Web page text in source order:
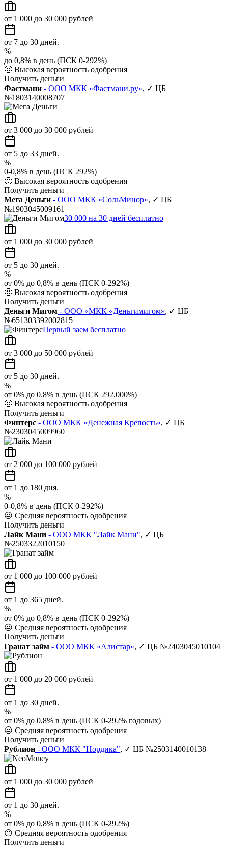
от 1 000 до 30 000 рублей
от 7 до 30 дней.
%
до 0,8% в день (ПСК 0-292%)
🙂 Высокая вероятность одобрения
Получить деньги
Фастмани - ООО МКК «Фастмани.ру», ✓ ЦБ
№1803140008707
от 3 000 до 30 000 рублей
от 5 до 33 дней.
%
0-0,8% в день (ПСК 292%)
🙂 Высокая вероятность одобрения
Получить деньги
Мега Деньги - ООО МКК «СольМинор», ✓ ЦБ
№1903045009161
30 000 на 30 дней бесплатно
от 1 000 до 30 000 рублей
от 5 до 30 дней.
%
от 0% до 0,8% в день (ПСК 0-292%)
🙂 Высокая вероятность одобрения
Получить деньги
Деньги Мигом - ООО «МКК «Деньгимигом», ✓ ЦБ
№651303392002815
Первый заем бесплатно
от 3 000 до 50 000 рублей
от 5 до 30 дней.
%
от 0% до 0.8% в день (ПСК 292,000%)
🙂 Высокая вероятность одобрения
Получить деньги
Финтерс - ООО МКК «Денежная Крепость», ✓ ЦБ
№2303045009960
от 2 000 до 100 000 рублей
от 1 до 180 дня.
%
0-0,8% в день (ПСК 0-292%)
😐 Средняя вероятность одобрения
Получить деньги
Лайк Мани - ООО МКК "Лайк Мани", ✓ ЦБ
№2503322010150
от 1 000 до 100 000 рублей
от 1 до 365 дней.
%
от 0% до 0,8% в день (ПСК 0-292%)
😐 Средняя вероятность одобрения
Получить деньги
Гранат займ - ООО МКК «Алистар», ✓ ЦБ №2403045010104
от 1 000 до 20 000 рублей
от 1 до 30 дней.
%
от 0% до 0,8% в день (ПСК 0-292% годовых)
😐 Средняя вероятность одобрения
Получить деньги
Рублион - ООО МКК "Нордика", ✓ ЦБ №2503140010138
от 1 000 до 30 000 рублей
от 1 до 30 дней.
%
от 0% до 0,8% в день (ПСК 0-292%)
😐 Средняя вероятность одобрения
Получить деньги